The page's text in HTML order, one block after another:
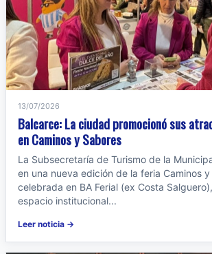
13/07/2026
Balcarce: La ciudad promocionó sus
en Caminos y Sabores
La Subsecretaría de Turismo de la
en una nueva edición de la feria Caminos y
celebrada en BA Ferial (ex Costa
espacio institucional...
Leer noticia →